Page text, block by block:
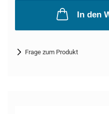
In den
Frage zum Produkt